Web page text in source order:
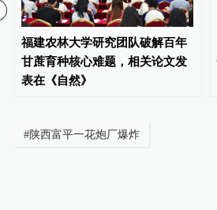
福建农林大学研究团队破解百年
甘蔗育种核心难题，相关论文发
表在《自然》
#陕西富平一花炮厂爆炸